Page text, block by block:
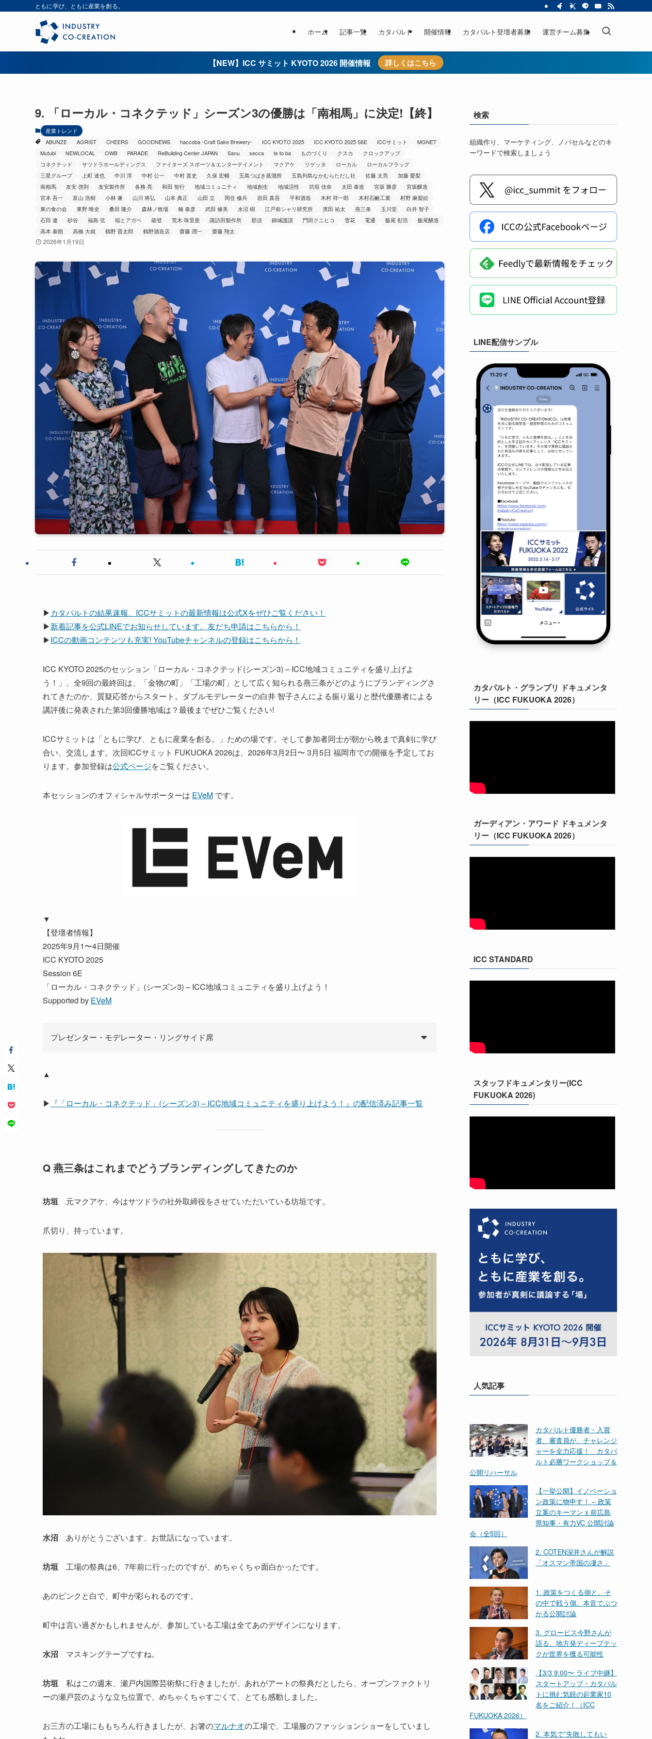
ともに学び、ともに産業を創る。
ホーム 記事一覧 カタパルト 開催情報 カタパルト登壇者募集 運営チーム募集
【NEW】ICC サミット KYOTO 2026 開催情報 詳しくはこちら
9. 「ローカル・コネクテッド」シーズン3の優勝は「南相馬」に決定!【終】
産業トレンド
ABUNZE
AGRIST CHEERS GOODNEWS haccoba -Craft Sake Brewery- ICC KYOTO 2025 ICC KYOTO 2025 S6E ICCサミット
MGNET
Mutubi
NEWLOCAL OWB PARADE ReBuilding Center JAPAN Sanu secca te to ba ものづくり クスカ
クロックアップ
コネクテッド
サツドラホールディングス ファイターズ スポーツ＆エンターテイメント マクアケ リゲッタ ローカル
ローカルフラッグ
三星グループ
上町 達也 中川 淳 中村 公一 中村 直史 久保 宏輔 五島つばき蒸溜所 五島列島なかむらただし社 佐藤 太亮
加藤 愛梨
南相馬
友安 啓則 友安製作所 各務 亮 和田 智行 地域コミュニティ 地域創生 地域活性 坊垣 佳奈 太田 泰造 宮坂 勝彦
宮坂醸造
宮本 吾一
富山 浩樹 小林 兼 山川 将弘 山本 典正 山田 立 岡住 修兵 岩田 真吾 平和酒造 木村 祥一郎 木村石鹸工業
村野 麻梨絵
東の食の会
東野 唯史 桑田 隆介 森林ノ牧場 楠 泰彦 武田 修美 水沼 樹 江戸前シャリ研究所 濱田 祐太 燕三条 玉川堂
白井 智子
石田 遼
砂谷 福島 弦 稲とアガベ 能登 荒木 珠里亜 諏訪田製作所 那須 錦城護謨 門田クニヒコ 雪花 電通 飯尾 彰浩
飯尾醸造
高本 泰朗
高橋 大就 鶴野 晋太郎 鶴野酒造店 齋藤 潤一 齋藤 翔太
2026年1月19日
▶ カタパルトの結果速報、ICCサミットの最新情報は公式Xをぜひご覧ください！
▶新着記事を公式LINEでお知らせしています。友だち申請はこちらから！
▶ICCの動画コンテンツも充実! YouTubeチャンネルの登録はこちらから！
ICC KYOTO 2025のセッション「ローカル・コネクテッド(シーズン3) – ICC地域コミュニティを盛り上げよ
う！」、全9回の最終回は、「金物の町」「工場の町」として広く知られる燕三条がどのようにブランディングさ
れてきたのか、質疑応答からスタート。ダブルモデレーターの白井 智子さんによる振り返りと歴代優勝者による
講評後に発表された第3回優勝地域は？最後までぜひご覧ください!
ICCサミットは「ともに学び、ともに産業を創る。」ための場です。そして参加者同士が朝から晩まで真剣に学び
合い、交流します。次回ICCサミット FUKUOKA 2026は、2026年3月2日〜 3月5日 福岡市での開催を予定してお
ります。参加登録は公式ページをご覧ください。
本セッションのオフィシャルサポーターは EVeM です。
▼
【登壇者情報】
2025年9月1〜4日開催
ICC KYOTO 2025
Session 6E
「ローカル・コネクテッド」(シーズン3) – ICC地域コミュニティを盛り上げよう！
Supported by EVeM
プレゼンター・モデレーター・リングサイド席
▲
▶ 『「ローカル・コネクテッド」(シーズン3) – ICC地域コミュニティを盛り上げよう！』の配信済み記事一覧
Q 燕三条はこれまでどうブランディングしてきたのか
坊垣 元マクアケ、今はサツドラの社外取締役をさせていただいている坊垣です。
爪切り、持っています。
水沼 ありがとうございます、お世話になっています。
坊垣 工場の祭典は6、7年前に行ったのですが、めちゃくちゃ面白かったです。
あのピンクと白で、町中が彩られるのです。
町中は言い過ぎかもしれませんが、参加している工場は全てあのデザインになります。
水沼 マスキングテープですね。
坊垣 私はこの週末、瀬戸内国際芸術祭に行きましたが、あれがアートの祭典だとしたら、オープンファクトリ
ーの瀬戸芸のような立ち位置で、めちゃくちゃすごくて、とても感動しました。
お三方の工場にももちろん行きましたが、お箸のマルナオの工場で、工場服のファッションショーをしていまし
検索
組織作り、マーケティング、ノバセルなどのキ
ーワードで検索しましょう
LINE配信サンプル
カタパルト・グランプリ ドキュメンタ
リー（ICC FUKUOKA 2026）
ガーディアン・アワード ドキュメンタ
リー（ICC FUKUOKA 2026）
ICC STANDARD
スタッフドキュメンタリー(ICC
FUKUOKA 2026)
人気記事
カタパルト優勝者・入賞
者、審査員が、チャレンジ
ャーを全力応援！ カタパ
ルト必勝ワークショップ＆
公開リハーサル
【一挙公開】イノベーショ
ン政策に物申す！ – 政策
立案のキーマン x 前広島
県知事・有力VC 公開討論
会（全5回）
2. COTEN深井さんが解説
「オスマン帝国の凄さ」
1. 政策をつくる側と、そ
の中で戦う側。本音でぶつ
かる公開討論
3. グロービス今野さんが
語る、地方発ディープテッ
クが世界を獲る可能性
【3/3 9:00〜 ライブ中継】
スタートアップ・カタパル
トに挑む気鋭の起業家10
名をご紹介！（ICC
FUKUOKA 2026）
2. 本気で”失敗してもい